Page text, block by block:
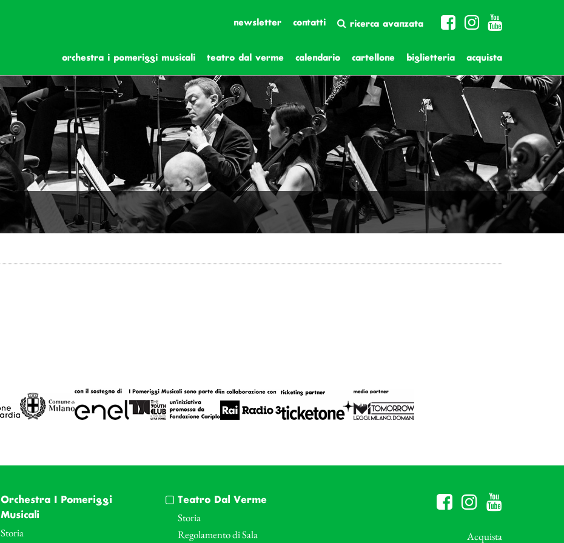
newsletter contatti ricerca avanzata
orchestra i pomeriggi musicali teatro dal verme calendario cartellone biglietteria acquista
Orchestra I Pomeriggi
Musicali
Storia
Teatro Dal Verme
Storia
Regolamento di Sala
Acquista